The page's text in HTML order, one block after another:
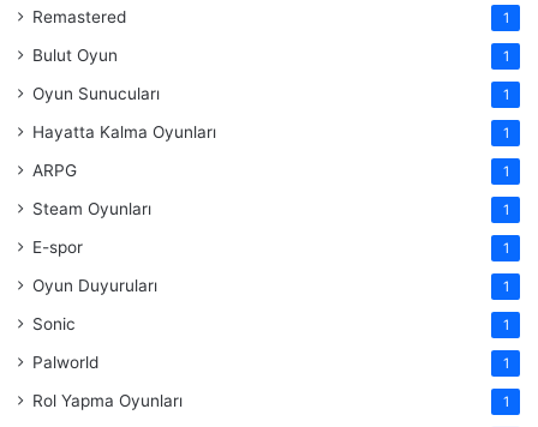
Remastered 1
Bulut Oyun 1
Oyun Sunucuları 1
Hayatta Kalma Oyunları 1
ARPG 1
Steam Oyunları 1
E-spor 1
Oyun Duyuruları 1
Sonic 1
Palworld 1
Rol Yapma Oyunları 1